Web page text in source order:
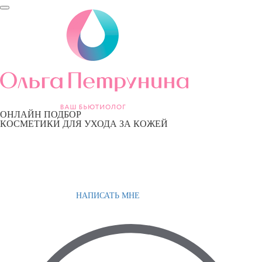
ОНЛАЙН ПОДБОР
КОСМЕТИКИ ДЛЯ УХОДА ЗА КОЖЕЙ
НАПИСАТЬ МНЕ